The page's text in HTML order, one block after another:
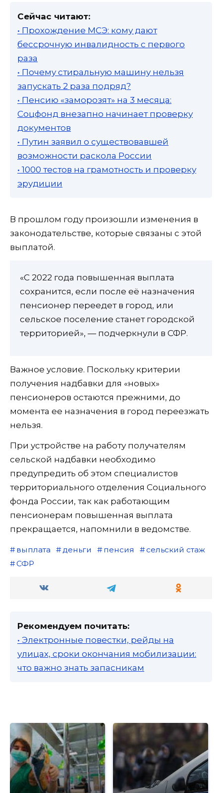
Сейчас читают:
• Прохождение МСЭ: кому дают
бессрочную инвалидность с первого
раза
• Почему стиральную машину нельзя
запускать 2 раза подряд?
• Пенсию «заморозят» на 3 месяца:
Соцфонд внезапно начинает проверку
документов
• Путин заявил о существовавшей
возможности раскола России
• 1000 тестов на грамотность и проверку
эрудиции
В прошлом году произошли изменения в
законодательстве, которые связаны с этой
выплатой.
«С 2022 года повышенная выплата
сохранится, если после её назначения
пенсионер переедет в город, или
сельское поселение станет городской
территорией», — подчеркнули в СФР.
Важное условие. Поскольку критерии
получения надбавки для «новых»
пенсионеров остаются прежними, до
момента ее назначения в город переезжать
нельзя.
При устройстве на работу получателям
сельской надбавки необходимо
предупредить об этом специалистов
территориального отделения Социального
фонда России, так как работающим
пенсионерам повышенная выплата
прекращается, напомнили в ведомстве.
выплата деньги пенсия
сельский стаж
СФР
Рекомендуем почитать:
• Электронные повестки, рейды на
улицах, сроки окончания мобилизации:
что важно знать запасникам